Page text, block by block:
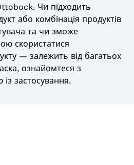
Чи підходить
або комбінація продуктів
та чи зможе
скористатися
— залежить від багатьох
ознайомтеся з
із застосування.